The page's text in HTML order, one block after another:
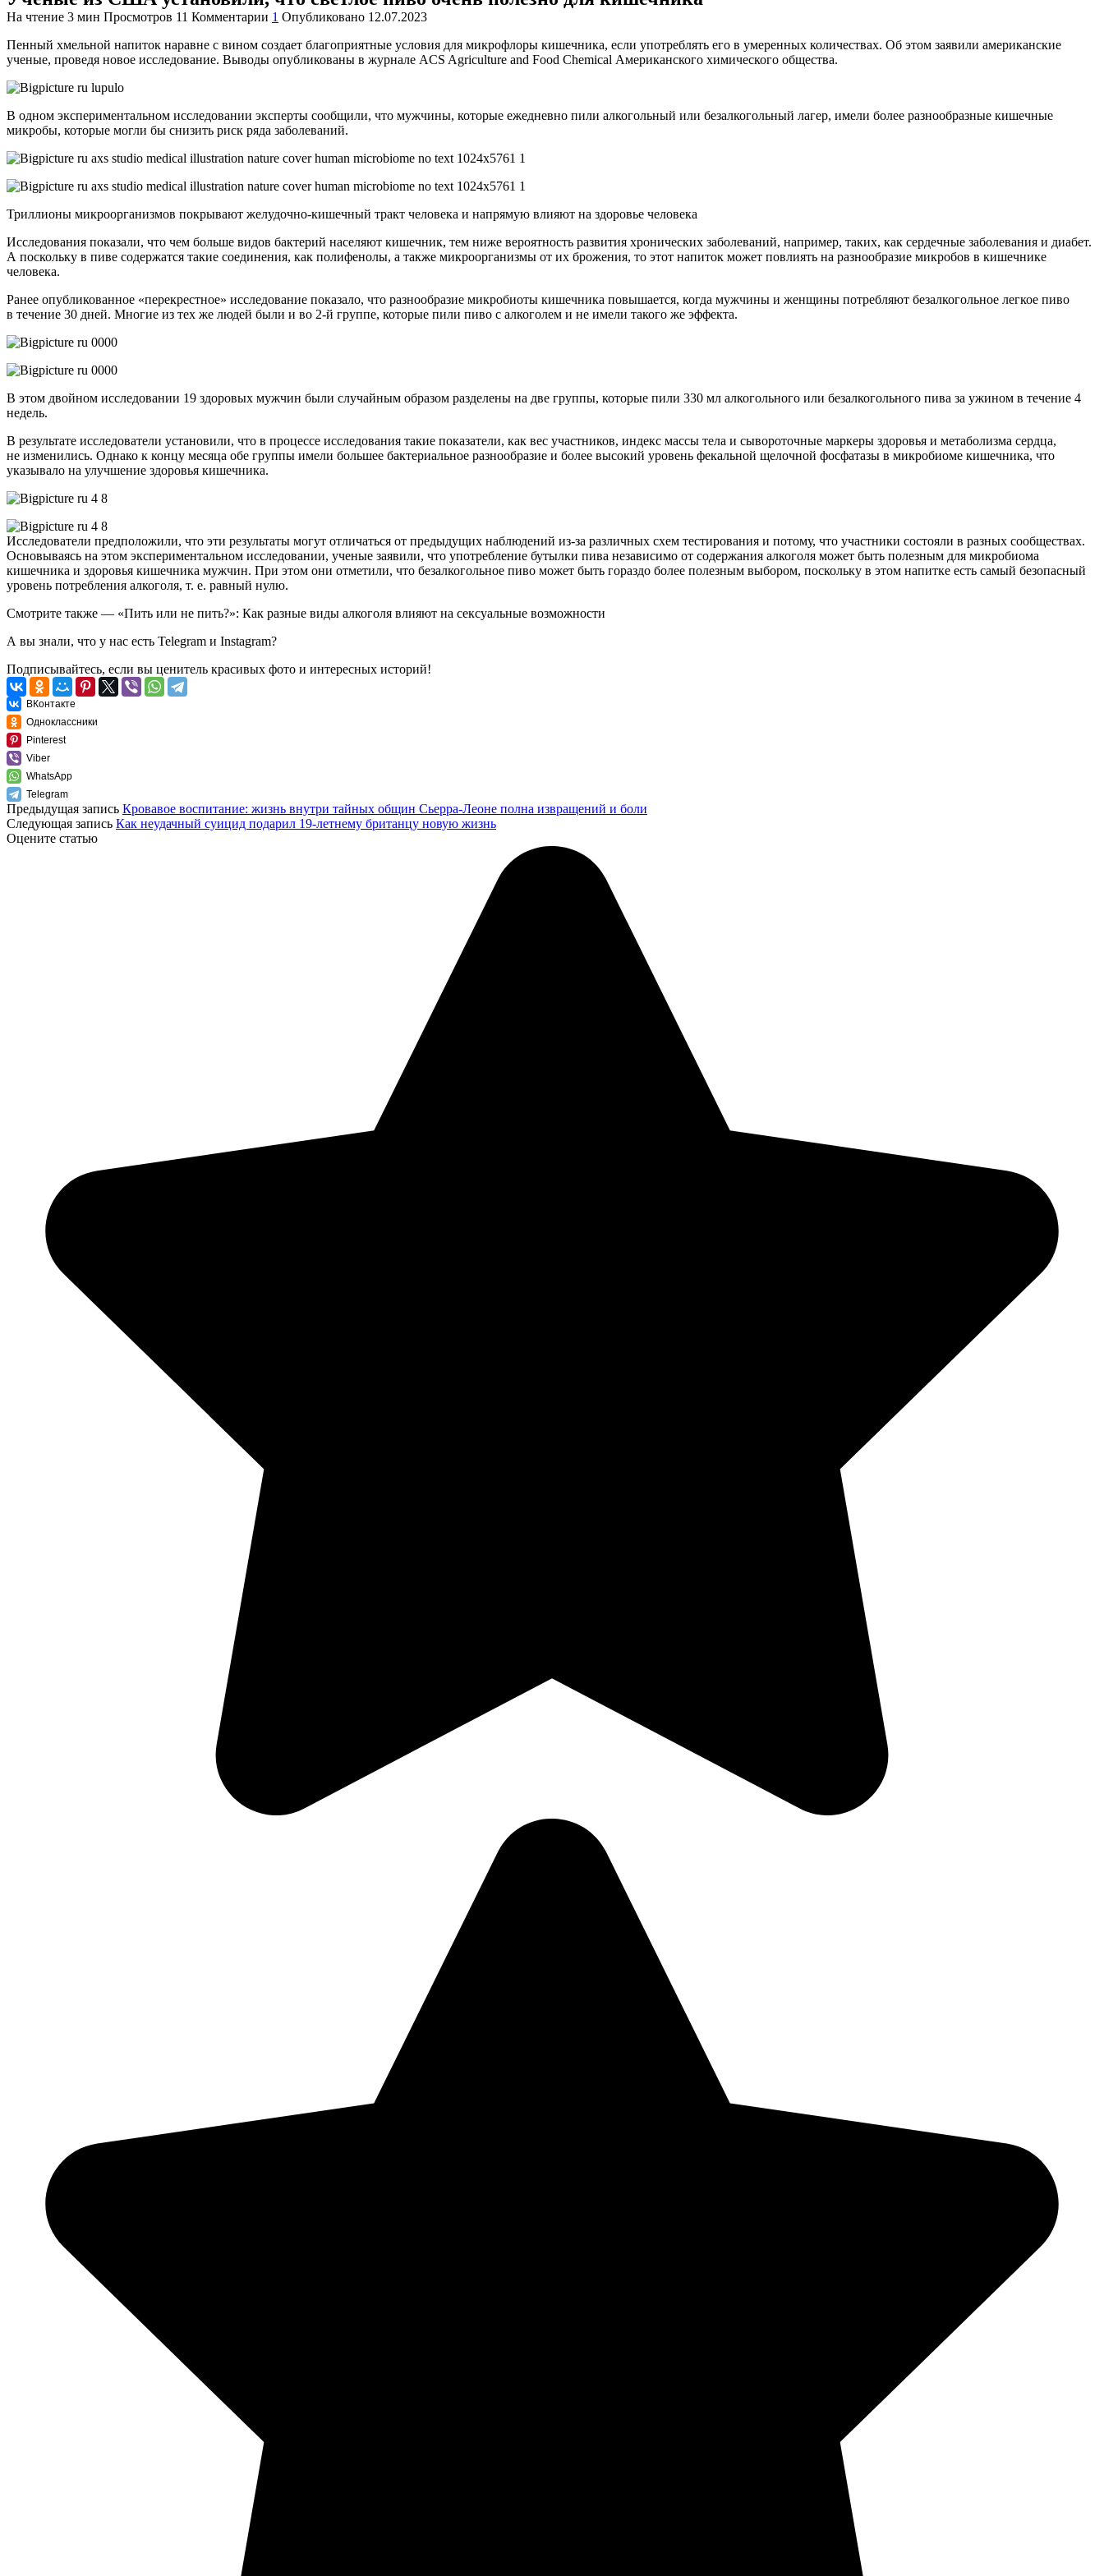
На чтение 3 мин Просмотров 11 Комментарии 1 Опубликовано 12.07.2023
Пенный хмельной напиток наравне с вином создает благоприятные условия для микрофлоры кишечника, если употреблять его в умеренных количествах. Об этом заявили американские
ученые, проведя новое исследование. Выводы опубликованы в журнале ACS Agriculture and Food Chemical Американского химического общества.
В одном экспериментальном исследовании эксперты сообщили, что мужчины, которые ежедневно пили алкогольный или безалкогольный лагер, имели более разнообразные кишечные
микробы, которые могли бы снизить риск ряда заболеваний.
Триллионы микроорганизмов покрывают желудочно-кишечный тракт человека и напрямую влияют на здоровье человека
Исследования показали, что чем больше видов бактерий населяют кишечник, тем ниже вероятность развития хронических заболеваний, например, таких, как сердечные заболевания и диабет.
А поскольку в пиве содержатся такие соединения, как полифенолы, а также микроорганизмы от их брожения, то этот напиток может повлиять на разнообразие микробов в кишечнике
человека.
Ранее опубликованное «перекрестное» исследование показало, что разнообразие микробиоты кишечника повышается, когда мужчины и женщины потребляют безалкогольное легкое пиво
в течение 30 дней. Многие из тех же людей были и во 2-й группе, которые пили пиво с алкоголем и не имели такого же эффекта.
В этом двойном исследовании 19 здоровых мужчин были случайным образом разделены на две группы, которые пили 330 мл алкогольного или безалкогольного пива за ужином в течение 4
недель.
В результате исследователи установили, что в процессе исследования такие показатели, как вес участников, индекс массы тела и сывороточные маркеры здоровья и метаболизма сердца,
не изменились. Однако к концу месяца обе группы имели большее бактериальное разнообразие и более высокий уровень фекальной щелочной фосфатазы в микробиоме кишечника, что
указывало на улучшение здоровья кишечника.
Исследователи предположили, что эти результаты могут отличаться от предыдущих наблюдений из-за различных схем тестирования и потому, что участники состояли в разных сообществах.
Основываясь на этом экспериментальном исследовании, ученые заявили, что употребление бутылки пива независимо от содержания алкоголя может быть полезным для микробиома
кишечника и здоровья кишечника мужчин. При этом они отметили, что безалкогольное пиво может быть гораздо более полезным выбором, поскольку в этом напитке есть самый безопасный
уровень потребления алкоголя, т. е. равный нулю.
Смотрите также — «Пить или не пить?»: Как разные виды алкоголя влияют на сексуальные возможности
А вы знали, что у нас есть Telegram и Instagram?
Подписывайтесь, если вы ценитель красивых фото и интересных историй!
ВКонтакте
Одноклассники
Pinterest
Viber
WhatsApp
Telegram
Предыдущая запись Кровавое воспитание: жизнь внутри тайных общин Сьерра-Леоне полна извращений и боли
Следующая запись Как неудачный суицид подарил 19-летнему британцу новую жизнь
Оцените статью